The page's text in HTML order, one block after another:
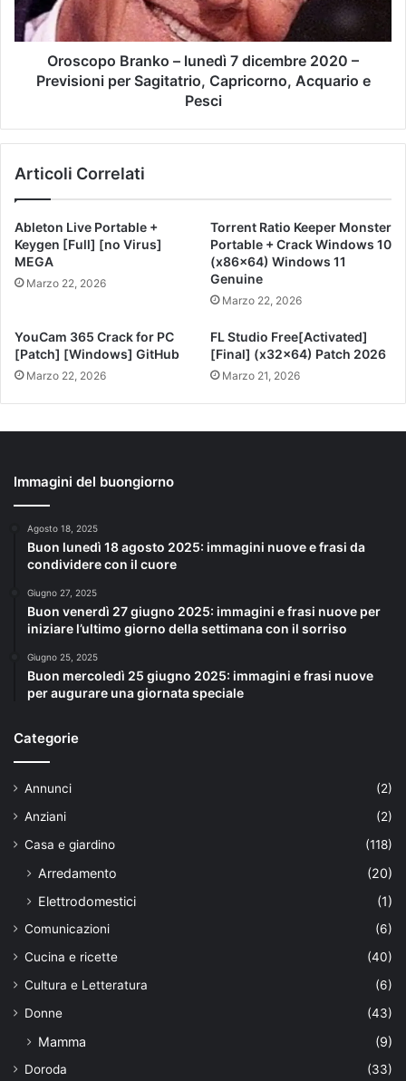
Oroscopo Branko – lunedì 7 dicembre 2020 –
Previsioni per Sagitatrio, Capricorno, Acquario e
Pesci
Articoli Correlati
Ableton Live Portable +
Keygen [Full] [no Virus]
MEGA
Marzo 22, 2026
Torrent Ratio Keeper Monster
Portable + Crack Windows 10
(x86x64) Windows 11
Genuine
Marzo 22, 2026
YouCam 365 Crack for PC
[Patch] [Windows] GitHub
Marzo 22, 2026
FL Studio Free[Activated]
[Final] (x32x64) Patch 2026
Marzo 21, 2026
Immagini del buongiorno
Agosto 18, 2025
Buon lunedì 18 agosto 2025: immagini nuove e frasi da
condividere con il cuore
Giugno 27, 2025
Buon venerdì 27 giugno 2025: immagini e frasi nuove per
iniziare l’ultimo giorno della settimana con il sorriso
Giugno 25, 2025
Buon mercoledì 25 giugno 2025: immagini e frasi nuove
per augurare una giornata speciale
Categorie
Annunci
(2)
Anziani
(2)
Casa e giardino
(118)
Arredamento
(20)
Elettrodomestici
(1)
Comunicazioni
(6)
Cucina e ricette
(40)
Cultura e Letteratura
(6)
Donne
(43)
Mamma (9)
Doroda
(33)